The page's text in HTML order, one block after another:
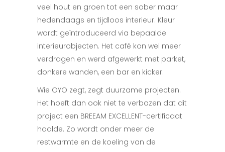
veel hout en groen tot een sober maar
hedendaags en tijdloos interieur. Kleur
wordt geïntroduceerd via bepaalde
interieurobjecten. Het café kon wel meer
verdragen en werd afgewerkt met parket,
donkere wanden, een bar en kicker.
Wie OYO zegt, zegt duurzame projecten.
Het hoeft dan ook niet te verbazen dat dit
project een BREEAM EXCELLENT-certificaat
haalde. Zo wordt onder meer de
restwarmte en de koeling van de